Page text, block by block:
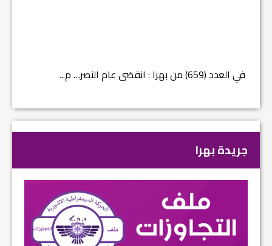
في العدد (659) من بهرا : انقضى عام النصر… م...
جريدة بهرا